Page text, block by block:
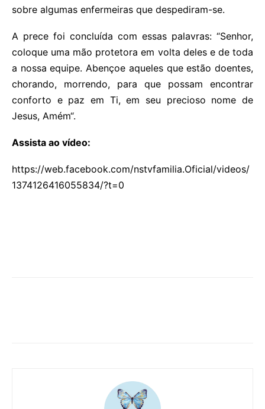
sobre algumas enfermeiras que despediram-se.
A prece foi concluída com essas palavras: “Senhor,
coloque uma mão protetora em volta deles e de toda
a nossa equipe. Abençoe aqueles que estão doentes,
chorando, morrendo, para que possam encontrar
conforto e paz em Ti, em seu precioso nome de
Jesus, Amém“.
Assista ao vídeo:
https://web.facebook.com/nstvfamilia.Oficial/videos/
1374126416055834/?t=0